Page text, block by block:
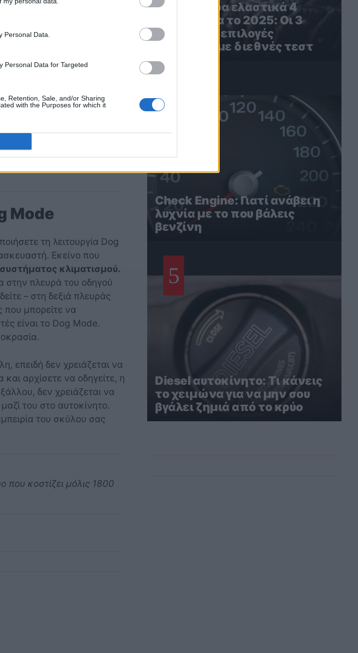
Personal Data.
Personal Data for Targeted
Retention, Sale, and/or Sharing
with the Purposes for which it
Mode
τη λειτουργία Dog
Εκείνο που
κλιματισμού.
στην πλευρά του οδηγού
– στη δεξιά πλευράς
που μπορείτε να
είναι το Dog Mode.
επειδή δεν χρειάζεται να
αρχίσετε να οδηγείτε, η
δεν χρειάζεται να
του στο αυτοκίνητο.
του σκύλου σας
που κοστίζει μόλις 1800
Τα καλύτερα ελαστικά 4
εποχών για το 2025: Οι 3
καλύτερες επιλογές
σύμφωνα με διεθνές τεστ
Check Engine: Γιατί ανάβει η
λυχνία με το που βάλεις
βενζίνη
5
Diesel αυτοκίνητο: Τι κάνεις
το χειμώνα για να μην σου
βγάλει ζημιά από το κρύο